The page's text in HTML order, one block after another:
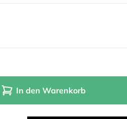
In den Warenkorb